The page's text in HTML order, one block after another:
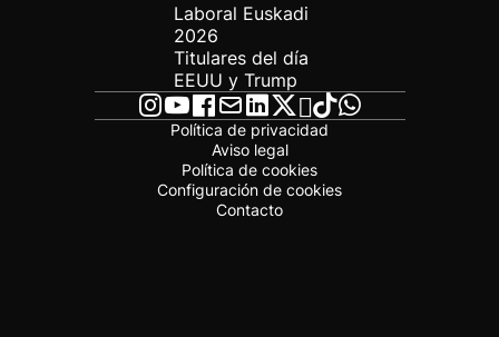
Laboral Euskadi
2026
Titulares del día
EEUU y Trump
Política de privacidad
Aviso legal
Política de cookies
Configuración de cookies
Contacto